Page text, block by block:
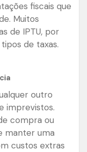
fiscais que
Muitos
de IPTU, por
de taxas.
outro
imprevistos.
compra ou
manter uma
custos extras